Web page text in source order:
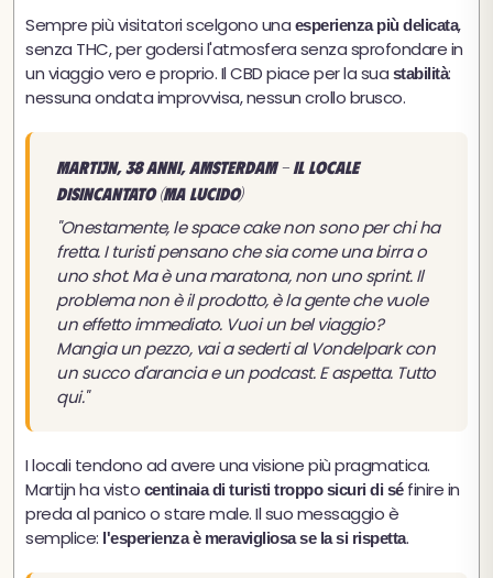
Sempre più visitatori scelgono una esperienza più delicata,
senza THC, per godersi l'atmosfera senza sprofondare in
un viaggio vero e proprio. Il CBD piace per la sua stabilità:
nessuna ondata improvvisa, nessun crollo brusco.
Martijn, 38 anni, Amsterdam - Il locale
disincantato (ma lucido)
"Onestamente, le space cake non sono per chi ha
fretta. I turisti pensano che sia come una birra o
uno shot. Ma è una maratona, non uno sprint. Il
problema non è il prodotto, è la gente che vuole
un effetto immediato. Vuoi un bel viaggio?
Mangia un pezzo, vai a sederti al Vondelpark con
un succo d'arancia e un podcast. E aspetta. Tutto
qui."
I locali tendono ad avere una visione più pragmatica.
Martijn ha visto centinaia di turisti troppo sicuri di séfinire in
preda al panico o stare male. Il suo messaggio è
semplice: l'esperienza è meravigliosa se la si rispetta.